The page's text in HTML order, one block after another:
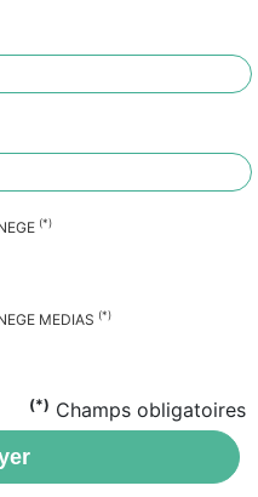
(*)
MEDIAS (*)
(*) Champs obligatoires